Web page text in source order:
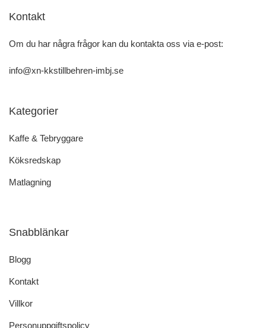
Kontakt
Om du har några frågor kan du kontakta oss via e-post:
info@xn-kkstillbehren-imbj.se
Kategorier
Kaffe & Tebryggare
Köksredskap
Matlagning
Snabblänkar
Blogg
Kontakt
Villkor
Personuppgiftspolicy